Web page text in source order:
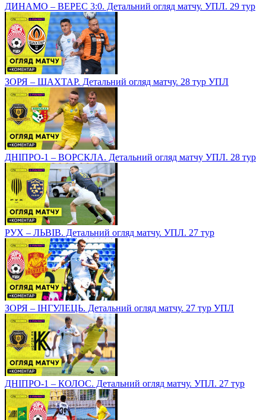
ДИНАМО – ВЕРЕС 3:0. Детальний огляд матчу. УПЛ. 29 тур
ЗОРЯ – ШАХТАР. Детальний огляд матчу. 28 тур УПЛ
ДНІПРО-1 – ВОРСКЛА. Детальний огляд матчу УПЛ. 28 тур
РУХ – ЛЬВІВ. Детальний огляд матчу. УПЛ. 27 тур
ЗОРЯ – ІНГУЛЕЦЬ. Детальний огляд матчу. 27 тур УПЛ
ДНІПРО-1 – КОЛОС. Детальний огляд матчу. УПЛ. 27 тур